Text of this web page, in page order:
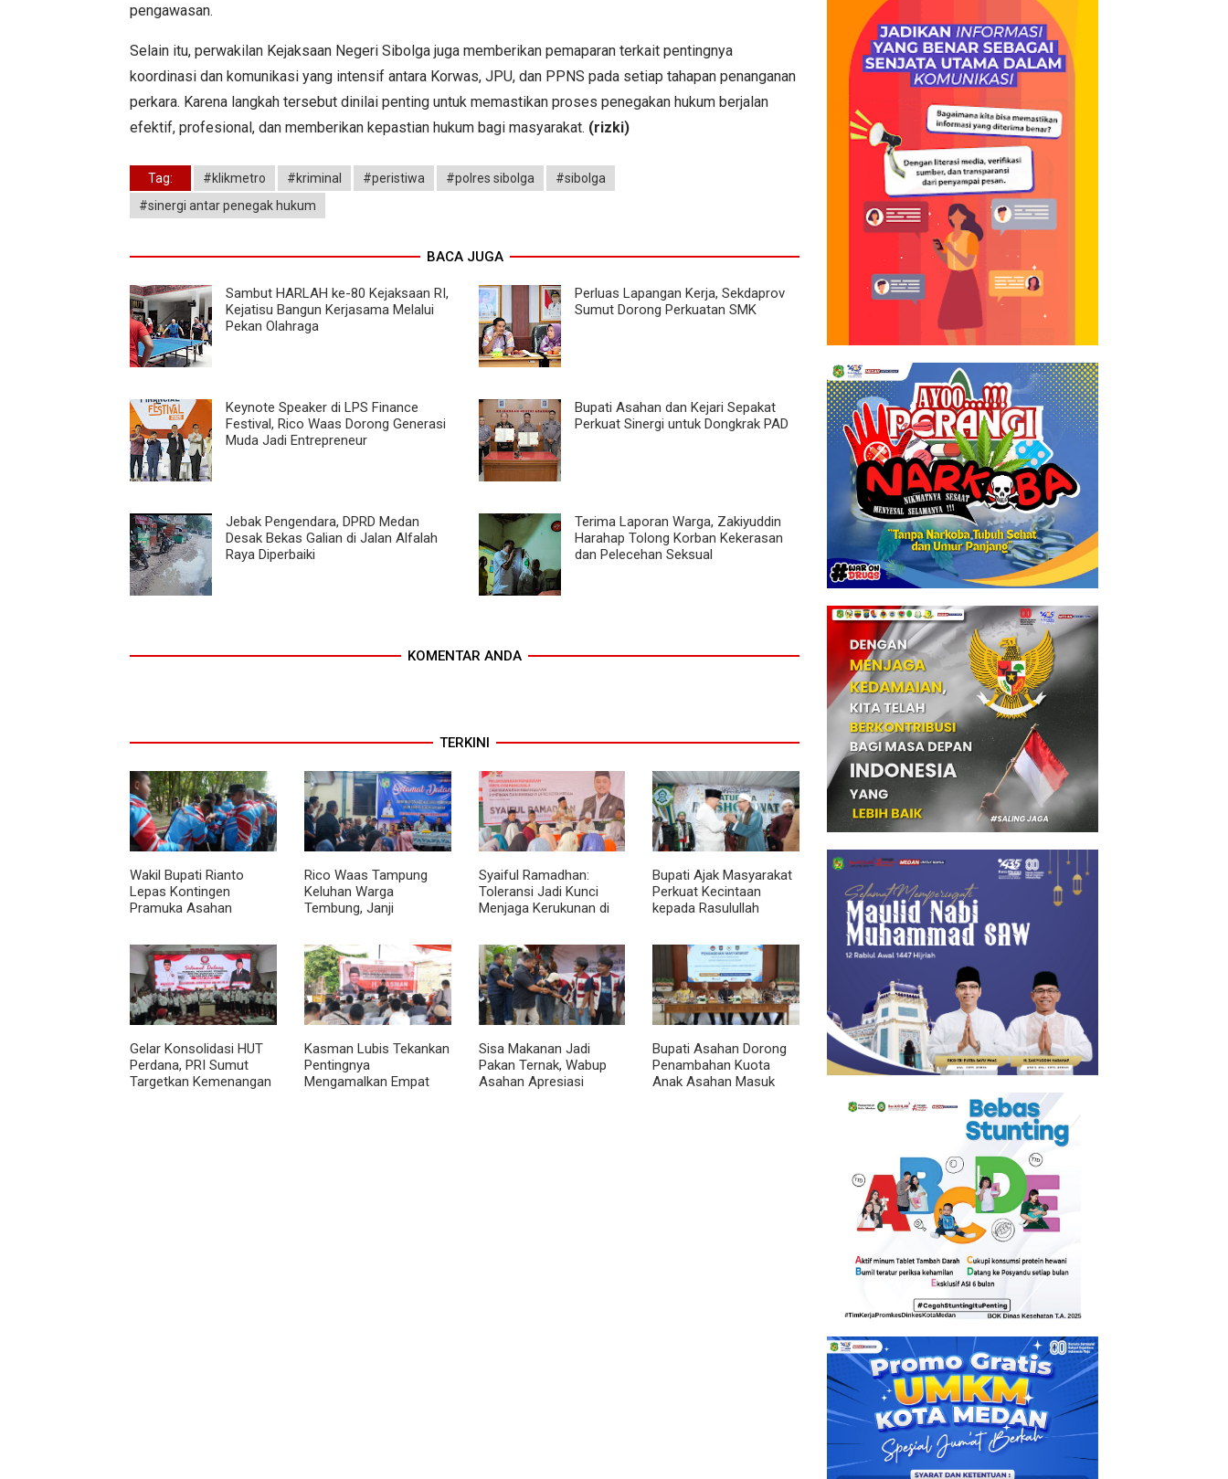
pengawasan.
Selain itu, perwakilan Kejaksaan Negeri Sibolga juga memberikan pemaparan terkait pentingnya
koordinasi dan komunikasi yang intensif antara Korwas, JPU, dan PPNS pada setiap tahapan penanganan
perkara. Karena langkah tersebut dinilai penting untuk memastikan proses penegakan hukum berjalan
efektif, profesional, dan memberikan kepastian hukum bagi masyarakat. (rizki)
Tag: #klikmetro #kriminal #peristiwa #polres sibolga
#sibolga
#sinergi antar penegak hukum
BACA JUGA
Sambut HARLAH ke-80 Kejaksaan RI,
Kejatisu Bangun Kerjasama Melalui
Pekan Olahraga
Perluas Lapangan Kerja, Sekdaprov
Sumut Dorong Perkuatan SMK
Keynote Speaker di LPS Finance
Festival, Rico Waas Dorong Generasi
Muda Jadi Entrepreneur
Bupati Asahan dan Kejari Sepakat
Perkuat Sinergi untuk Dongkrak PAD
Jebak Pengendara, DPRD Medan
Desak Bekas Galian di Jalan Alfalah
Raya Diperbaiki
Terima Laporan Warga, Zakiyuddin
Harahap Tolong Korban Kekerasan
dan Pelecehan Seksual
KOMENTAR ANDA
TERKINI
Wakil Bupati Rianto
Lepas Kontingen
Pramuka Asahan
2026 di Cibubur
Rico Waas Tampung
Keluhan Warga
Tembung, Janji
Tahun Ini
Syaiful Ramadhan:
Toleransi Jadi Kunci
Menjaga Kerukunan di
Kota Medan
Bupati Ajak Masyarakat
Perkuat Kecintaan
kepada Rasulullah
Bersholawat
Gelar Konsolidasi HUT
Perdana, PRI Sumut
Targetkan Kemenangan
Kasman Lubis Tekankan
Pentingnya
Mengamalkan Empat
Sisa Makanan Jadi
Pakan Ternak, Wabup
Asahan Apresiasi
Bupati Asahan Dorong
Penambahan Kuota
Anak Asahan Masuk